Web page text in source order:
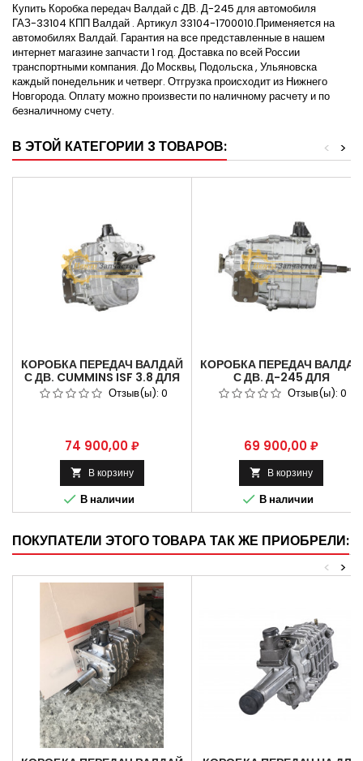
Купить Коробка передач Валдай с ДВ. Д-245 для автомобиля
ГАЗ-33104 КПП Валдай . Артикул 33104-1700010.Применяется на
автомобилях Валдай. Гарантия на все представленные в нашем
интернет магазине запчасти 1 год. Доставка по всей России
транспортными компания. До Москвы, Подольска , Ульяновска
каждый понедельник и четверг. Отгрузка происходит из Нижнего
Новгорода. Оплату можно произвести по наличному расчету и по
безналичному счету.
В ЭТОЙ КАТЕГОРИИ 3 ТОВАРОВ: >
<
КОРОБКА ПЕРЕДАЧ ВАЛДАЙ
С ДВ. CUMMINS ISF 3.8 ДЛЯ
АВТОМОБИЛЯ ГАЗ-33106
КПП ВАЛДАЙ . АРТИКУЛ
Отзыв(ы): 0
Цена
74 900,00 ₽
 В корзину
 В наличии
КОРОБКА ПЕРЕДАЧ ВАЛДАЙ
С ДВ. Д-245 ДЛЯ
АВТОМОБИЛЯ ГАЗ-33104
КПП ВАЛДАЙ . АРТИКУЛ
Отзыв(ы): 0
Цена
69 900,00 ₽
 В корзину
 В наличии
ПОКУПАТЕЛИ ЭТОГО ТОВАРА ТАК ЖЕ ПРИОБРЕЛИ:
>
<